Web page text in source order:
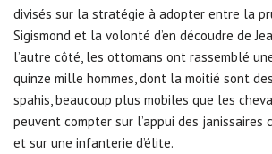
divisés sur la stratégie à adopter entre la
Sigismond et la volonté d’en découdre de
l’autre côté, les ottomans ont rassemblé
quinze mille hommes, dont la moitié sont
spahis, beaucoup plus mobiles que les
peuvent compter sur l’appui des janissaires
et sur une infanterie d’élite.